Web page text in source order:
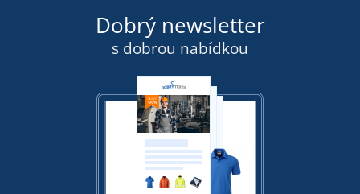
Dobrý newsletter
s dobrou nabídkou